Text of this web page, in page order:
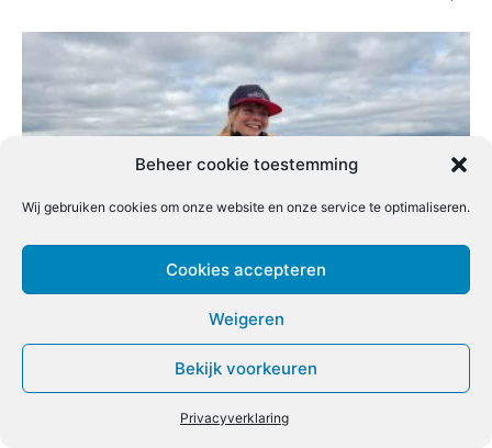
Beheer cookie toestemming
Wij gebruiken cookies om onze website en onze service te optimaliseren.
Cookies accepteren
Weigeren
Bekijk voorkeuren
Privacyverklaring
Dag 1 Women Only Week Visreis.nl 2023